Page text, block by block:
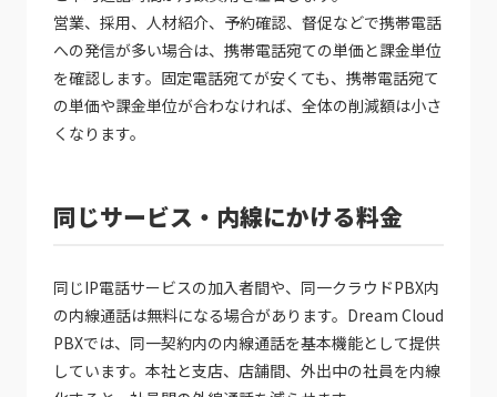
営業、採用、人材紹介、予約確認、督促などで携帯電話
への発信が多い場合は、携帯電話宛ての単価と課金単位
を確認します。固定電話宛てが安くても、携帯電話宛て
の単価や課金単位が合わなければ、全体の削減額は小さ
くなります。
同じサービス・内線にかける料金
同じIP電話サービスの加入者間や、同一クラウドPBX内
の内線通話は無料になる場合があります。Dream Cloud
PBXでは、同一契約内の内線通話を基本機能として提供
しています。本社と支店、店舗間、外出中の社員を内線